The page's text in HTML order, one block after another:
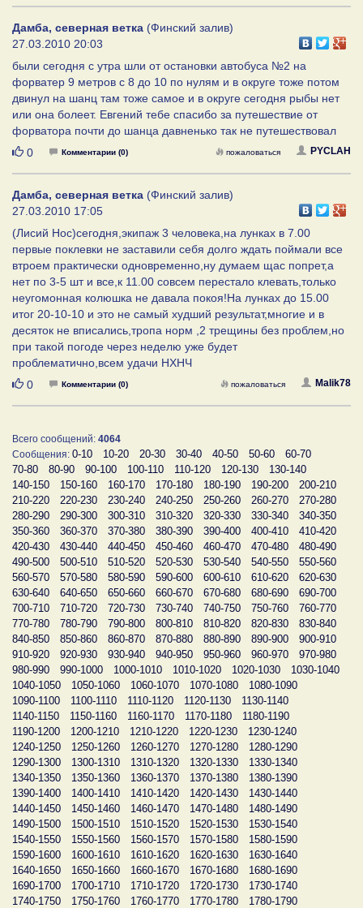
Дамба, северная ветка (Финский залив)
27.03.2010 20:03
были сегодня с утра шли от остановки автобуса №2 на
форватер 9 метров с 8 до 10 по нулям и в округе тоже потом
двинул на шанц там тоже самое и в округе сегодня рыбы нет
или она болеет. Евгений тебе спасибо за путешествие от
форватора почти до шанца давненько так не путешествовал
Нравится
0 Комментарии (0) PYCLAH
пожаловаться
Дамба, северная ветка (Финский залив)
27.03.2010 17:05
(Лисий Нос)сегодня,экипаж 3 человека,на лунках в 7.00
первые поклевки не заставили себя долго ждать поймали все
втроем практически одновременно,ну думаем щас попрет,а
нет по 3-5 шт и все,к 11.00 совсем перестало клевать,только
неугомонная колюшка не давала покоя!На лунках до 15.00
итог 20-10-10 и это не самый худший результат,многие и в
десяток не вписались,тропа норм ,2 трещины без проблем,но
при такой погоде через неделю уже будет
проблематично,всем удачи НХНЧ
Нравится
0 Комментарии (0) Malik78
пожаловаться
Всего сообщений: 4064
Сообщения: 0-10 10-20 20-30 30-40 40-50 50-60
60-70
70-80
80-90 90-100 100-110 110-120 120-130
130-140
140-150
150-160 160-170 170-180 180-190 190-200
200-210
210-220
220-230 230-240 240-250 250-260 260-270
270-280
280-290
290-300 300-310 310-320 320-330 330-340
340-350
350-360
360-370 370-380 380-390 390-400 400-410
410-420
420-430
430-440 440-450 450-460 460-470 470-480
480-490
490-500
500-510 510-520 520-530 530-540 540-550
550-560
560-570
570-580 580-590 590-600 600-610 610-620
620-630
630-640
640-650 650-660 660-670 670-680 680-690
690-700
700-710
710-720 720-730 730-740 740-750 750-760
760-770
770-780
780-790 790-800 800-810 810-820 820-830
830-840
840-850
850-860 860-870 870-880 880-890 890-900
900-910
910-920
920-930 930-940 940-950 950-960 960-970
970-980
980-990
990-1000 1000-1010 1010-1020 1020-1030
1030-1040
1040-1050
1050-1060 1060-1070 1070-1080
1080-1090
1090-1100
1100-1110 1110-1120 1120-1130
1130-1140
1140-1150
1150-1160 1160-1170 1170-1180
1180-1190
1190-1200
1200-1210 1210-1220 1220-1230
1230-1240
1240-1250
1250-1260 1260-1270 1270-1280
1280-1290
1290-1300
1300-1310 1310-1320 1320-1330
1330-1340
1340-1350
1350-1360 1360-1370 1370-1380
1380-1390
1390-1400
1400-1410 1410-1420 1420-1430
1430-1440
1440-1450
1450-1460 1460-1470 1470-1480
1480-1490
1490-1500
1500-1510 1510-1520 1520-1530
1530-1540
1540-1550
1550-1560 1560-1570 1570-1580
1580-1590
1590-1600
1600-1610 1610-1620 1620-1630
1630-1640
1640-1650
1650-1660 1660-1670 1670-1680
1680-1690
1690-1700
1700-1710 1710-1720 1720-1730
1730-1740
1740-1750
1750-1760 1760-1770 1770-1780
1780-1790